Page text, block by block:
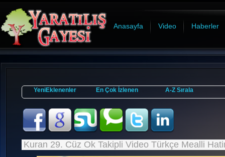
Anasayfa Video Haberler
YeniEklenenler En Çok İzlenen A-Z Sırala
Kuran 29. Cüz Ok Takipli Video Türkçe Mealli